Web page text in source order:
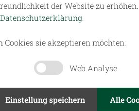
25.08.
Ein
der Website zu
Datenschutzerklärung.
sie akzeptieren möchten:
Web Analyse
Alle
Einstellung speichern